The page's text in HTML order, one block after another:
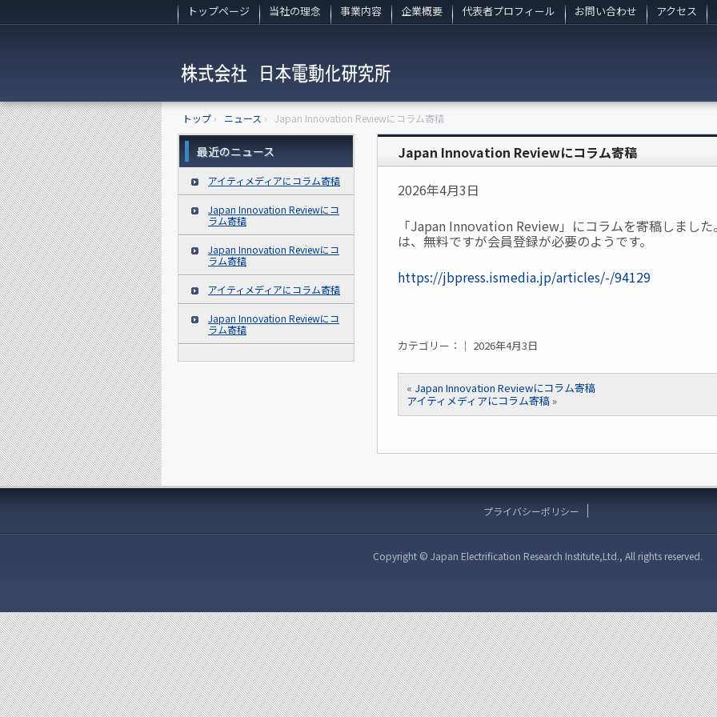
トップページ 当社の理念 事業内容 企業概要 代表者プロフィール お問い合わせ アクセス
トップ › ニュース › Japan Innovation Reviewにコラム寄稿
Japan Innovation Reviewにコラム寄稿
2026年4月3日
「Japan Innovation Review」にコラムを寄稿しまし
は、無料ですが会員登録が必要のようです。
https://jbpress.ismedia.jp/articles/-/94129
カテゴリー：｜ 2026年4月3日
« Japan Innovation Reviewにコラム寄稿
アイティメディアにコラム寄稿»
最近のニュース
アイティメディアにコラム寄稿
Japan Innovation Reviewにコ
ラム寄稿
Japan Innovation Reviewにコ
ラム寄稿
アイティメディアにコラム寄稿
Japan Innovation Reviewにコ
ラム寄稿
プライバシーポリシー
Copyright © Japan Electrification Research Institute,Ltd., All rights reserved.